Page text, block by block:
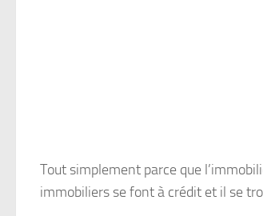
Tout simplement parce que
immobiliers se font à crédit et il se